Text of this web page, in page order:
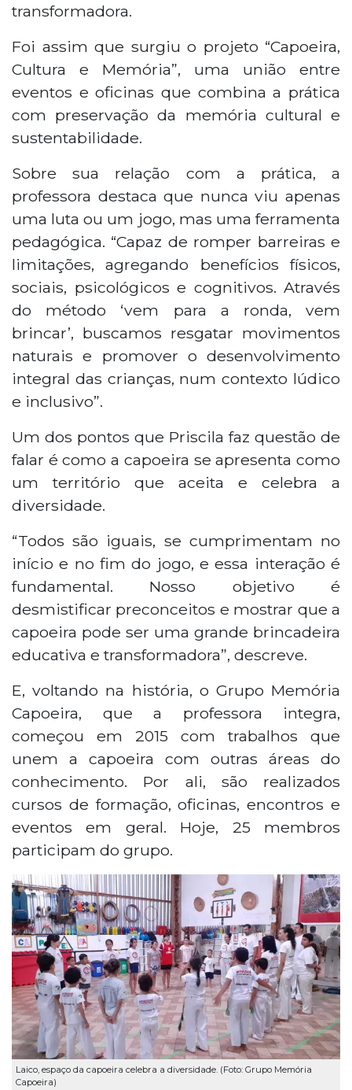
transformadora.
Foi assim que surgiu o projeto “Capoeira,
Cultura e Memória”, uma união entre
eventos e oficinas que combina a prática
com preservação da memória cultural e
sustentabilidade.
Sobre sua relação com a prática, a
professora destaca que nunca viu apenas
uma luta ou um jogo, mas uma ferramenta
pedagógica. “Capaz de romper barreiras e
limitações, agregando benefícios físicos,
sociais, psicológicos e cognitivos. Através
do método ‘vem para a ronda, vem
brincar’, buscamos resgatar movimentos
naturais e promover o desenvolvimento
integral das crianças, num contexto lúdico
e inclusivo”.
Um dos pontos que Priscila faz questão de
falar é como a capoeira se apresenta como
um território que aceita e celebra a
diversidade.
“Todos são iguais, se cumprimentam no
início e no fim do jogo, e essa interação é
fundamental. Nosso objetivo é
desmistificar preconceitos e mostrar que a
capoeira pode ser uma grande brincadeira
educativa e transformadora”, descreve.
E, voltando na história, o Grupo Memória
Capoeira, que a professora integra,
começou em 2015 com trabalhos que
unem a capoeira com outras áreas do
conhecimento. Por ali, são realizados
cursos de formação, oficinas, encontros e
eventos em geral. Hoje, 25 membros
participam do grupo.
Laico, espaço da capoeira celebra a diversidade. (Foto: Grupo Memória
Capoeira)